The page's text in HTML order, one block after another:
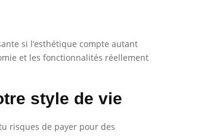
si l’esthétique compte autant
et les fonctionnalités réellement
style de vie
risques de payer pour des